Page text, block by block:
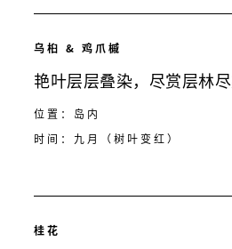
乌桕 & 鸡爪槭
艳叶层层叠染，尽赏层林尽
位置：岛内
时间：九月（树叶变红）
桂花